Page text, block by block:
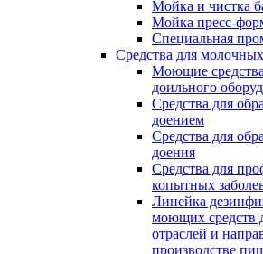
Мойка и чистка
Мойка пресс-
Специальная
Средства для
Моющие
доильного
Средства для
доением
Средства для
доения
Средства для
копытных
Линейка
моющих средств
отраслей и
производстве